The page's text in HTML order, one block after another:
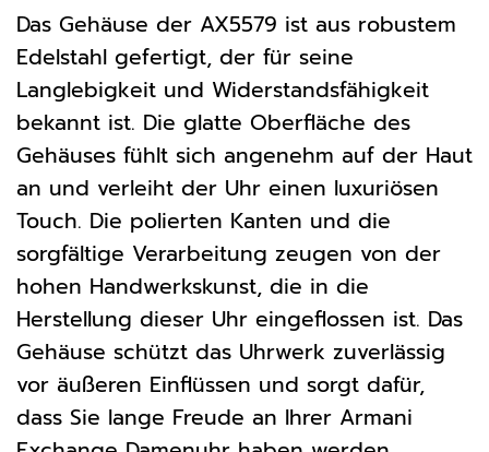
Das Gehäuse der AX5579 ist aus robustem
Edelstahl gefertigt, der für seine
Langlebigkeit und Widerstandsfähigkeit
bekannt ist. Die glatte Oberfläche des
Gehäuses fühlt sich angenehm auf der Haut
an und verleiht der Uhr einen luxuriösen
Touch. Die polierten Kanten und die
sorgfältige Verarbeitung zeugen von der
hohen Handwerkskunst, die in die
Herstellung dieser Uhr eingeflossen ist. Das
Gehäuse schützt das Uhrwerk zuverlässig
vor äußeren Einflüssen und sorgt dafür,
dass Sie lange Freude an Ihrer Armani